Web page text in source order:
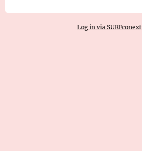
Log in via SURFconext